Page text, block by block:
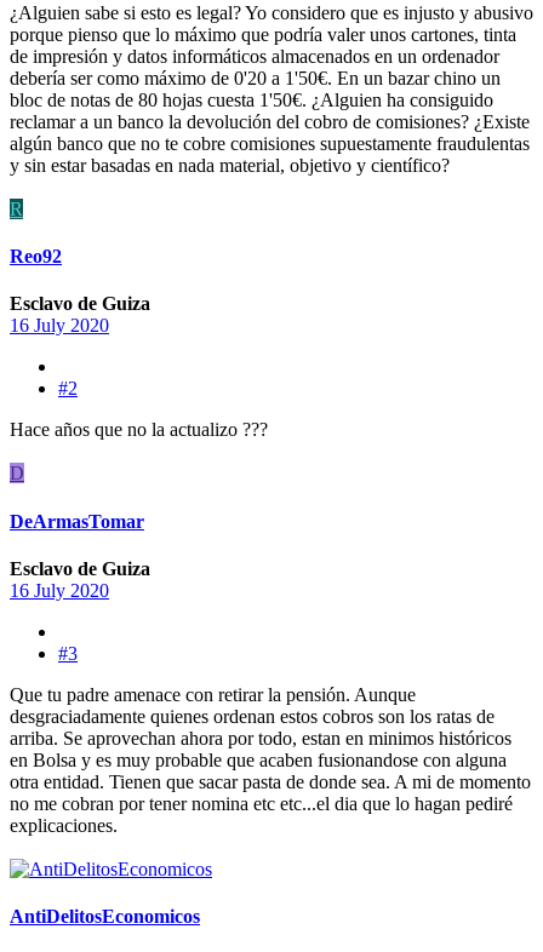
¿Alguien sabe si esto es legal? Yo considero que es injusto y abusivo
porque pienso que lo máximo que podría valer unos cartones, tinta
de impresión y datos informáticos almacenados en un ordenador
debería ser como máximo de 0'20 a 1'50€. En un bazar chino un
bloc de notas de 80 hojas cuesta 1'50€. ¿Alguien ha consiguido
reclamar a un banco la devolución del cobro de comisiones? ¿Existe
algún banco que no te cobre comisiones supuestamente fraudulentas
y sin estar basadas en nada material, objetivo y científico?
R
Reo92
Esclavo de Guiza
16 July 2020
#2
Hace años que no la actualizo ???
D
DeArmasTomar
Esclavo de Guiza
16 July 2020
#3
Que tu padre amenace con retirar la pensión. Aunque
desgraciadamente quienes ordenan estos cobros son los ratas de
arriba. Se aprovechan ahora por todo, estan en minimos históricos
en Bolsa y es muy probable que acaben fusionandose con alguna
otra entidad. Tienen que sacar pasta de donde sea. A mi de momento
no me cobran por tener nomina etc etc...el dia que lo hagan pediré
explicaciones.
AntiDelitosEconomicos